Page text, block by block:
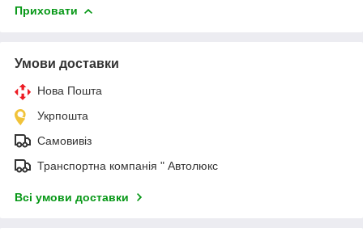
Приховати
Умови доставки
Нова Пошта
Укрпошта
Самовивіз
Транспортна компанія " Автолюкс
Всі умови доставки